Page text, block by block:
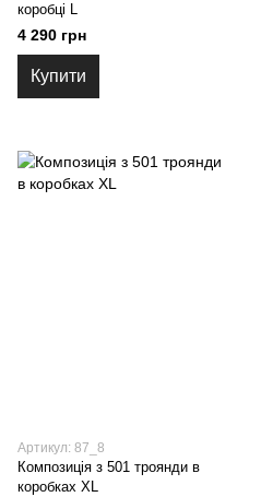
коробці L
4 290 грн
Купити
Артикул: 87_8
Композиція з 501 троянди в
коробках XL